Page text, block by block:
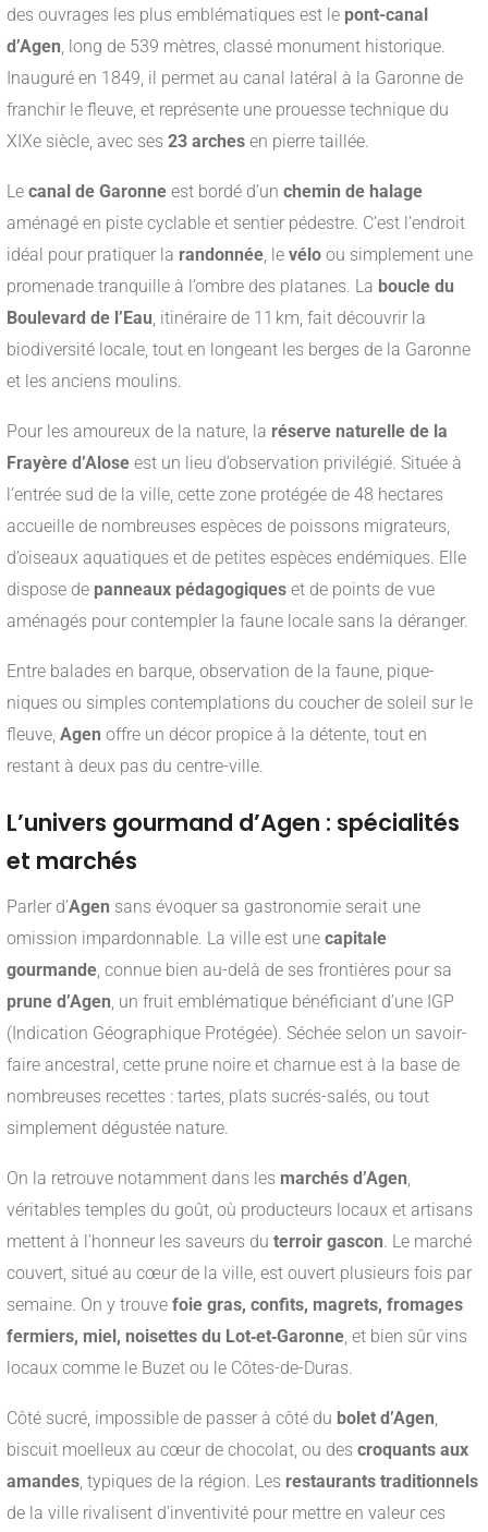
des ouvrages les plus emblématiques est le pont-canal
d’Agen , long de 539 mètres, classé monument historique.
Inauguré en 1849, il permet au canal latéral à la Garonne de
franchir le fleuve, et représente une prouesse technique du
XIXe siècle, avec ses 23 arches en pierre taillée.
Le canal de Garonne est bordé d’un chemin de halage
aménagé en piste cyclable et sentier pédestre. C’est l’endroit
idéal pour pratiquer la randonnée , le vélo ou simplement une
promenade tranquille à l’ombre des platanes. La boucle du
Boulevard de l’Eau , itinéraire de 11 km, fait découvrir la
biodiversité locale, tout en longeant les berges de la Garonne
et les anciens moulins.
Pour les amoureux de la nature, la réserve naturelle de la
Frayère d’Alose est un lieu d’observation privilégié. Située à
l’entrée sud de la ville, cette zone protégée de 48 hectares
accueille de nombreuses espèces de poissons migrateurs,
d’oiseaux aquatiques et de petites espèces endémiques. Elle
dispose de panneaux pédagogiques et de points de vue
aménagés pour contempler la faune locale sans la déranger.
Entre balades en barque, observation de la faune, pique-
niques ou simples contemplations du coucher de soleil sur le
fleuve, Agen offre un décor propice à la détente, tout en
restant à deux pas du centre-ville.
L’univers gourmand d’Agen : spécialités
et marchés
Parler d’Agen sans évoquer sa gastronomie serait une
omission impardonnable. La ville est une capitale
gourmande , connue bien au-delà de ses frontières pour sa
prune d’Agen , un fruit emblématique bénéficiant d’une IGP
(Indication Géographique Protégée). Séchée selon un savoir-
faire ancestral, cette prune noire et charnue est à la base de
nombreuses recettes : tartes, plats sucrés-salés, ou tout
simplement dégustée nature.
On la retrouve notamment dans les marchés d’Agen
véritables temples du goût, où producteurs locaux et artisans
mettent à l’honneur les saveurs du terroir gascon . Le marché
couvert, situé au cœur de la ville, est ouvert plusieurs fois par
semaine. On y trouve foie gras, confits, magrets, fromages
fermiers, miel, noisettes du Lot‑et‑Garonne , et bien sûr vins
locaux comme le Buzet ou le Côtes-de-Duras.
Côté sucré, impossible de passer à côté du bolet d’Agen
biscuit moelleux au cœur de chocolat, ou des croquants aux
amandes , typiques de la région. Les restaurants traditionnels
de la ville rivalisent d’inventivité pour mettre en valeur ces